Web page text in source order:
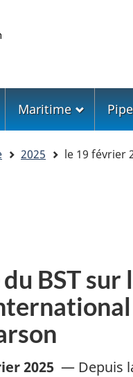
Maritime
2025 le 19 février
BST sur
2025 — Depuis